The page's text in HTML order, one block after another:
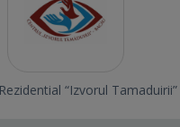
“Izvorul Tamaduirii”